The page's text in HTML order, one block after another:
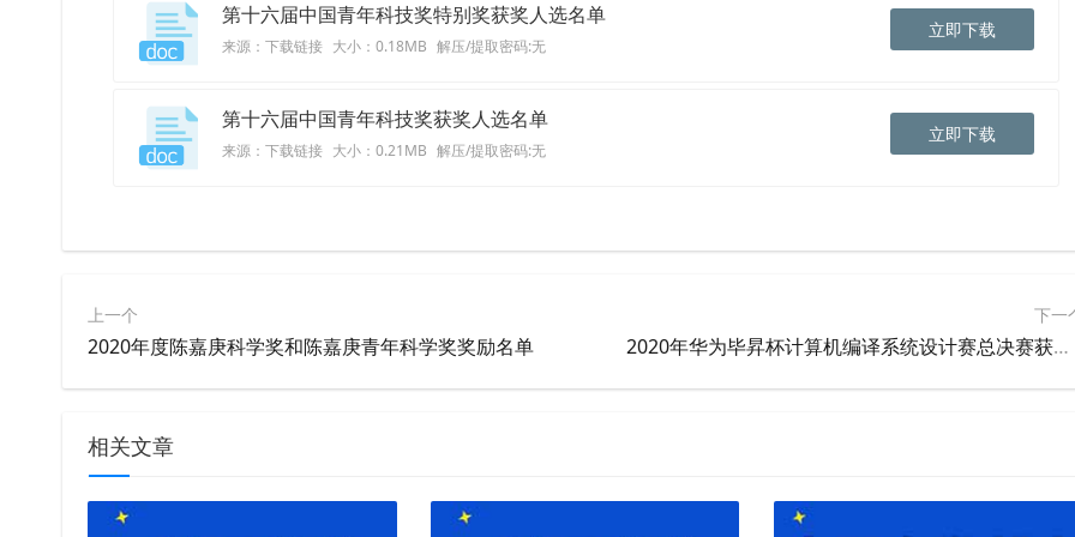
第十六届中国青年科技奖特别奖获奖人选名单
来源：下载链接 大小：0.18MB 解压/提取密码:无
立即下载
第十六届中国青年科技奖获奖人选名单
来源：下载链接 大小：0.21MB 解压/提取密码:无
立即下载
上一个
2020年度陈嘉庚科学奖和陈嘉庚青年科学奖奖励名单
下一
2020年华为毕昇杯计算机编译系统设计赛总决赛获奖名单
相关文章